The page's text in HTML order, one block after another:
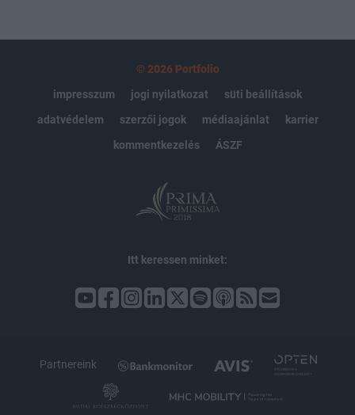
© 2026 Portfolio
impresszum
jogi nyilatkozat
süti beállítások
adatvédelem
szerzői jogok médiaajánlat
karrier
kommentkezelés
ÁSZF
Itt keressen minket:
Partnereink